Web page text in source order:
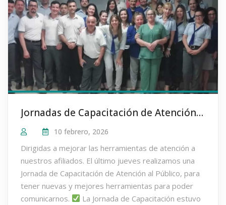
Jornadas de Capacitación de Atención al Público a cargo de Mario Sanguinetti
10 febrero, 2026
Dirigidas a mejorar las herramientas de atención a
nuestros afiliados. El último jueves realizamos una
Jornada de Capacitación de Atención al Público, para
tener nuevas y mejores herramientas para poder
comunicarnos.
La Jornada de Capacitación estuvo